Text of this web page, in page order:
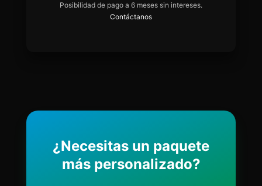
Posibilidad de pago a 6 meses sin intereses.
Contáctanos
¿Necesitas un paquete
más personalizado?